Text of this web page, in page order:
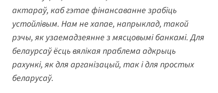
актараў, каб гэтае фінансаванне зрабіць
устойлівым. Нам не хапае, напрыклад, такой
рэчы, як узаемадзеянне з мясцовымі банкамі. Для
белаурсаў ёсць вялікая праблема адкрыць
рахункі, як для арганізацый, так і для простых
беларусаў.